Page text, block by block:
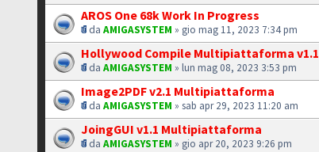
AROS One 68k Work In Progress
daAMIGASYSTEM » gio mag 11, 2023 7:34 pm
Hollywood Compile Multipiattaforma v1.1
daAMIGASYSTEM » lun mag 08, 2023 3:53 pm
Image2PDF v2.1 Multipiattaforma
daAMIGASYSTEM » sab apr 29, 2023 11:20 am
JoingGUI v1.1 Multipiattaforma
daAMIGASYSTEM » gio apr 20, 2023 9:26 pm